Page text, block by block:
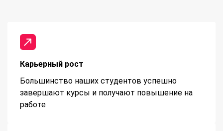
Карьерный рост
Большинство наших студентов успешно
завершают курсы и получают повышение на
работе